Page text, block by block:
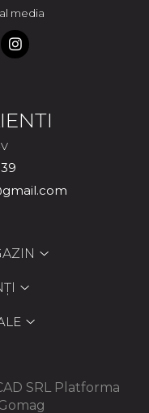
media
SRL Platforma